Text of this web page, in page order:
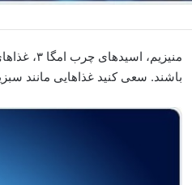
منیزیم،
باشند. سعی کنید غذاهایی مانند